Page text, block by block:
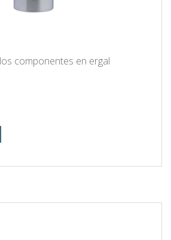
componentes en ergal